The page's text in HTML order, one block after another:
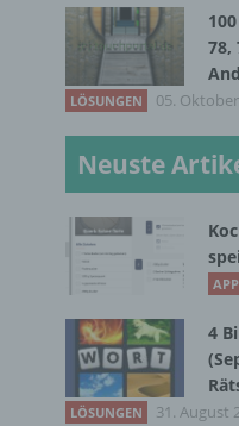
78,
LÖSUNGEN 05.
Neuste
4
LÖSUNGEN 31. August